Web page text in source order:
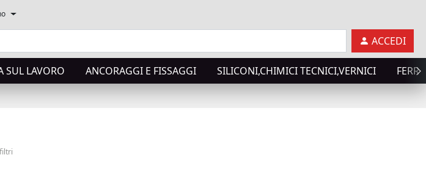
ACCEDI
SUL LAVORO ANCORAGGI E FISSAGGI SILICONI,CHIMICI TECNICI,VERNICI